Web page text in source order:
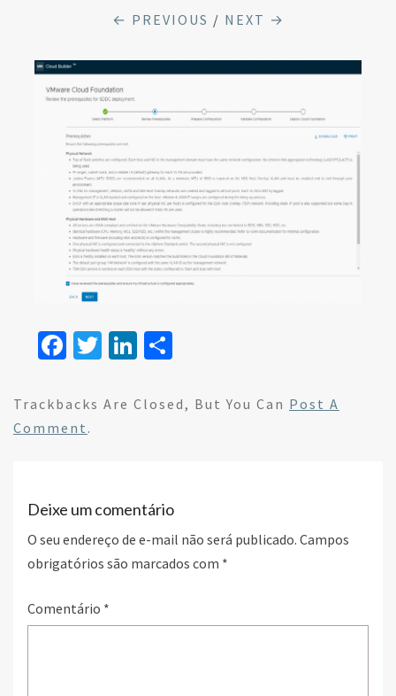
← PREVIOUS / NEXT →
Fa
b
o
T
tt
Li
ke ar
Trackbacks Are Closed, But You Can Post A
Comment .
Deixe um comentário
O seu endereço de e-mail não será publicado. Campos
obrigatórios são marcados com *
Comentário *